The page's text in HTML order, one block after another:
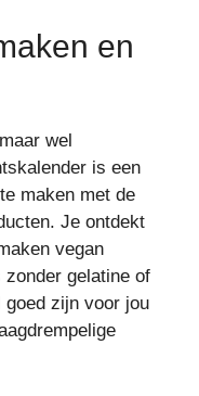
en
wel
is een
maken met de
Je ontdekt
vegan
gelatine of
goed zijn voor jou